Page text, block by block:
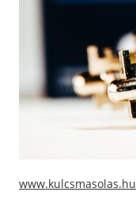
www.kulcsmasolas.hu